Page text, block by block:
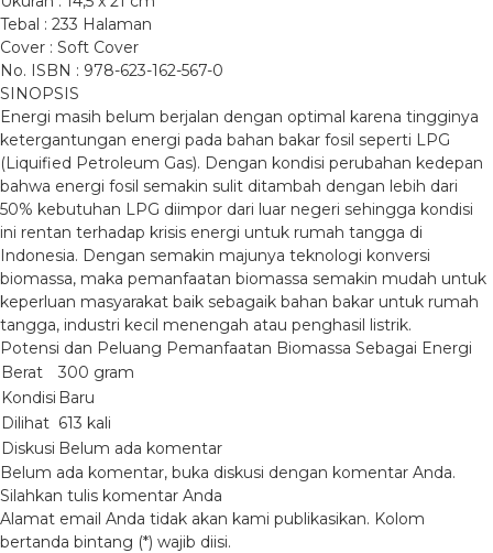
Tebal : 233 Halaman
Cover : Soft Cover
No. ISBN : 978-623-162-567-0
SINOPSIS
Energi masih belum berjalan dengan optimal karena tingginya
ketergantungan energi pada bahan bakar fosil seperti LPG
(Liquified Petroleum Gas). Dengan kondisi perubahan kedepan
bahwa energi fosil semakin sulit ditambah dengan lebih dari
50% kebutuhan LPG diimpor dari luar negeri sehingga kondisi
ini rentan terhadap krisis energi untuk rumah tangga di
Indonesia. Dengan semakin majunya teknologi konversi
biomassa, maka pemanfaatan biomassa semakin mudah untuk
keperluan masyarakat baik sebagaik bahan bakar untuk rumah
tangga, industri kecil menengah atau penghasil listrik.
Potensi dan Peluang Pemanfaatan Biomassa Sebagai Energi
Berat
300 gram
Kondisi Baru
Dilihat 613 kali
Diskusi Belum ada komentar
Belum ada komentar, buka diskusi dengan komentar Anda.
Silahkan tulis komentar Anda
Alamat email Anda tidak akan kami publikasikan. Kolom
bertanda bintang (*) wajib diisi.